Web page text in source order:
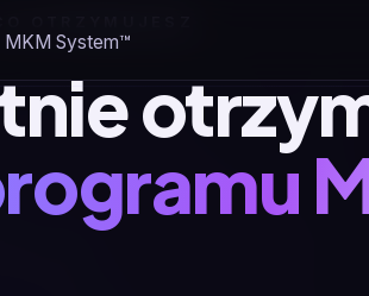
MKM System™